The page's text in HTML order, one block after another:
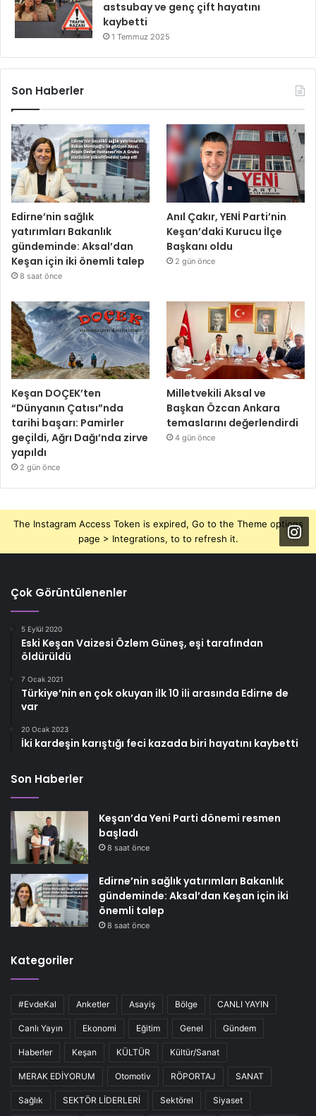
astsubay ve genç çift hayatını
kaybetti
1 Temmuz 2025
Son Haberler
Edirne’nin sağlık
yatırımları Bakanlık
gündeminde: Aksal’dan
Keşan için iki önemli talep
8 saat önce
Anıl Çakır, YENİ Parti’nin
Keşan’daki Kurucu İlçe
Başkanı oldu
2 gün önce
Keşan DOÇEK’ten
“Dünyanın Çatısı”nda
tarihi başarı: Pamirler
geçildi, Ağrı Dağı’nda zirve
yapıldı
2 gün önce
Milletvekili Aksal ve
Başkan Özcan Ankara
temaslarını değerlendirdi
4 gün önce
The Instagram Access Token is expired, Go to the Theme options
page > Integrations, to to refresh it.
Çok Görüntülenenler
5 Eylül 2020
Eski Keşan Vaizesi Özlem Güneş, eşi tarafından
öldürüldü
7 Ocak 2021
Türkiye’nin en çok okuyan ilk 10 ili arasında Edirne de
var
20 Ocak 2023
İki kardeşin karıştığı feci kazada biri hayatını kaybetti
Son Haberler
Keşan’da Yeni Parti dönemi resmen
başladı
8 saat önce
Edirne’nin sağlık yatırımları Bakanlık
gündeminde: Aksal’dan Keşan için iki
önemli talep
8 saat önce
Kategoriler
#EvdeKal Anketler Asayiş Bölge CANLI YAYIN
Canlı Yayın Ekonomi Eğitim Genel Gündem
Haberler Keşan KÜLTÜR Kültür/Sanat
MERAK EDİYORUM Otomotiv RÖPORTAJ SANAT
Sağlık SEKTÖR LİDERLERİ Sektörel Siyaset